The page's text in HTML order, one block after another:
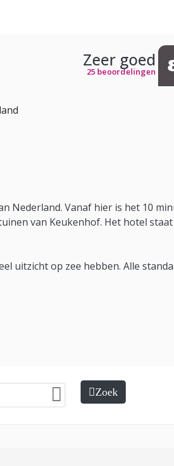
Zeer goed
25 beoordelingen
Nederland. Vanaf hier is het 10
van Keukenhof. Het hotel
uitzicht op zee hebben. Alle
Zoek